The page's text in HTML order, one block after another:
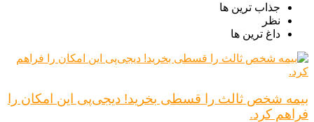
جذاب ترین ها
نظر
داغ ترین ها
بیمه شخص ثالث را قسطی بخرید! دیجی‌پی این امکان را
فراهم کرد.